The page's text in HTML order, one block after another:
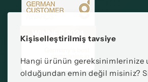
Kişiselleştirilmiş tavsiye
Hangi ürünün gereksinimlerinize
olduğundan emin değil misiniz?